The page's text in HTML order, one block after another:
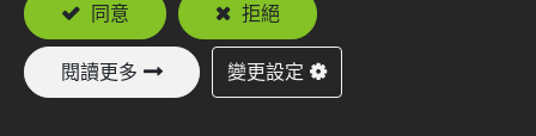
新產品
同意 拒絕
閱讀更多 變更設定